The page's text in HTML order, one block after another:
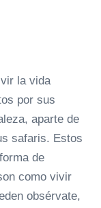
la vida
por sus
aparte de
safaris. Estos
de
como vivir
obsérvate,